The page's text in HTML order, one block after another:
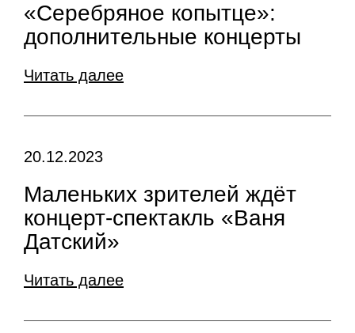
«Серебряное копытце»:
дополнительные концерты
Читать далее
20.12.2023
Маленьких зрителей ждёт
концерт-спектакль «Ваня
Датский»
Читать далее